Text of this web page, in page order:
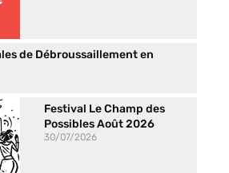
de Débroussaillement en
Festival Le Champ des
Possibles Août 2026
30/07/2026